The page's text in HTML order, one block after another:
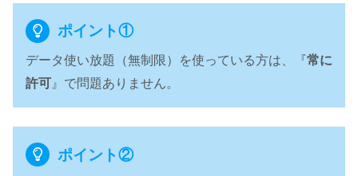
ポイント①
データ使い放題（無制限）を使っている方は、『常に
許可 』で問題ありません。
ポイント②